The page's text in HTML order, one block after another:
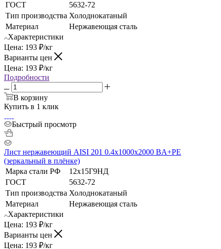
ГОСТ
5632-72
Тип производства Холоднокатаный
Материал
Нержавеющая сталь
Характеристики
Цена: 193 ₽/кг
Варианты цен
Цена: 193 ₽/кг
Подробности
В корзину
Купить в 1 клик
Быстрый просмотр
Лист нержавеющий AISI 201 0.4х1000х2000 BA+РЕ
(зеркальный в плёнке)
Марка стали РФ
12х15Г9НД
ГОСТ
5632-72
Тип производства Холоднокатаный
Материал
Нержавеющая сталь
Характеристики
Цена: 193 ₽/кг
Варианты цен
Цена: 193 ₽/кг